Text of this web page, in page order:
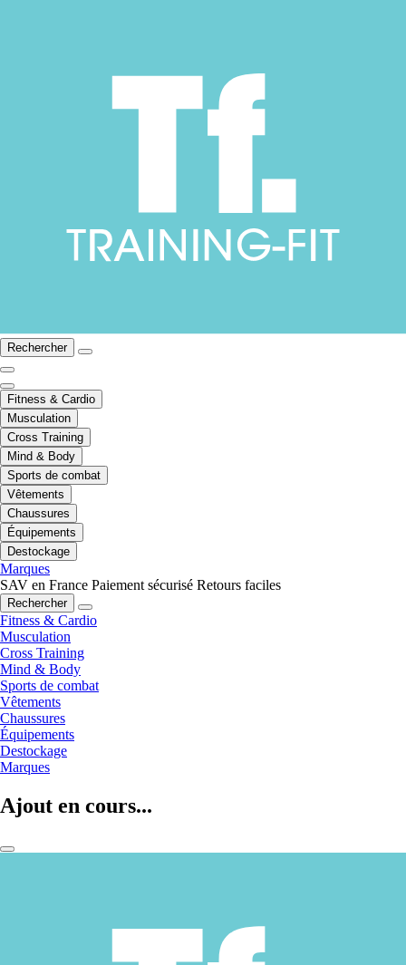
Rechercher
Fitness & Cardio
Musculation
Cross Training
Mind & Body
Sports de combat
Vêtements
Chaussures
Équipements
Destockage
Marques
SAV en France Paiement sécurisé Retours faciles
Rechercher
Fitness & Cardio
Musculation
Cross Training
Mind & Body
Sports de combat
Vêtements
Chaussures
Équipements
Destockage
Marques
Ajout en cours...